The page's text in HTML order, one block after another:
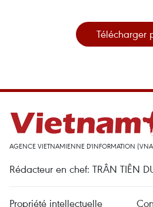
Télécharger
AGENCE VIETNAMIENNE D'INFORMATION
Rédacteur en chef: TRÂN TIÊN
Propriété intellectuelle